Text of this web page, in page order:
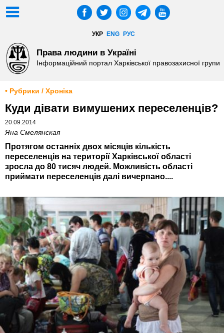
УКР ENG РУС
Права людини в Україні
Інформаційний портал Харківської правозахисної групи
• Рубрики / Хроніка
Куди дівати вимушених переселенців?
20.09.2014
Яна Смелянская
Протягом останніх двох місяців кількість
переселенців на території Харківської області
зросла до 80 тисяч людей. Можливість області
приймати переселенців далі вичерпано....